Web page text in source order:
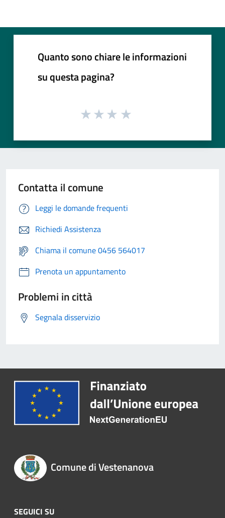
Quanto sono chiare le informazioni
su questa pagina?
Contatta il comune
Leggi le domande frequenti
Richiedi Assistenza
Chiama il comune 0456 564017
Prenota un appuntamento
Problemi in città
Segnala disservizio
Comune di Vestenanova
SEGUICI SU